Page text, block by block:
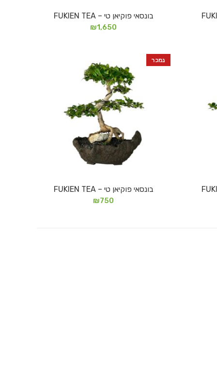
הוספה לסל
בונסאי פוקיאן טי – FUKIEN TEA
₪1,650
נמכר
מידע נוסף
בונסאי פוקיאן טי – FUKIEN TEA
₪750